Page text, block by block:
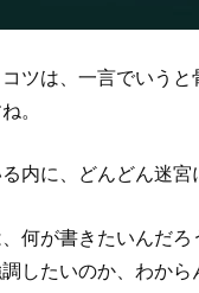
ツは、一言でいう
。
内に、どんどん迷宮
何が書きたいんだろ
したいのか、わから